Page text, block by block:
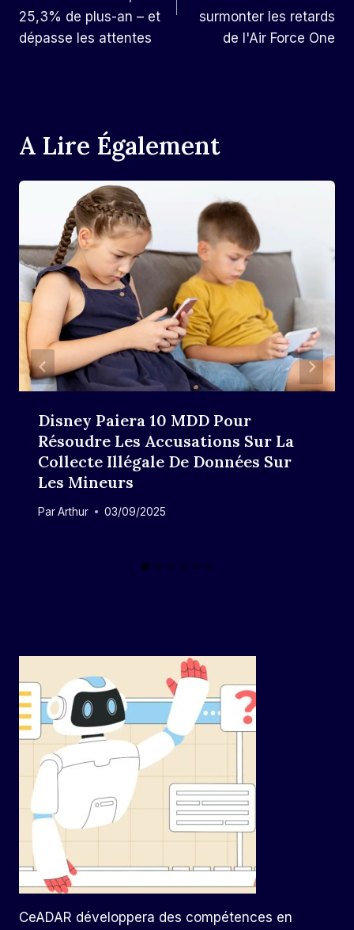
25,3% de plus-an – et
dépasse les attentes
surmonter les retards
de l'Air Force One
A Lire Également
Disney Paiera 10 MDD Pour
Résoudre Les Accusations Sur La
Collecte Illégale De Données Sur
Les Mineurs
ParArthur 03/09/2025
CeADAR développera des compétences en